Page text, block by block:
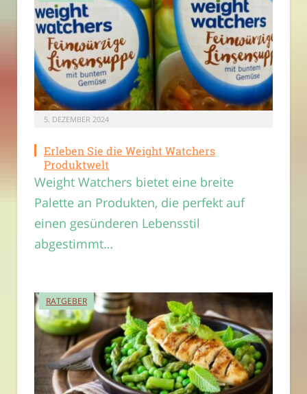
5. DEZEMBER 2024
Erleben Sie die Weight Watchers
Produktwelt
Weight Watchers bietet eine breite
Palette an Produkten, die perfekt auf
einen gesünderen Lebensstil
abgestimmt…
RATGEBER